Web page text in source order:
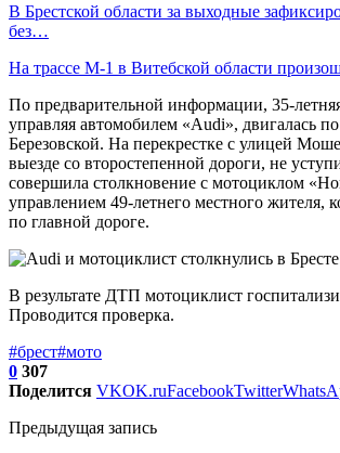
В Брестской области за выходные
без…
На трассе М-1 в Витебской области
По предварительной информации, 35-
управляя автомобилем «Audi», двигалась
Березовской. На перекрестке с улицей
выезде со второстепенной дороги, не
совершила столкновение с мотоциклом
управлением 49-летнего местного жителя,
по главной дороге.
В результате ДТП мотоциклист
Проводится проверка.
#брест#мото
0 307
Поделится VKOK.ruFacebookTwitter
Предыдущая запись